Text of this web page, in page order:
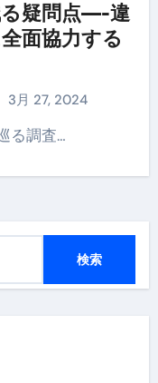
る疑問点—-違
面協力する
3月 27, 2024
る調査…